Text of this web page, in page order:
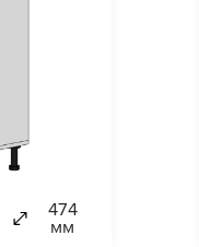
474
мм